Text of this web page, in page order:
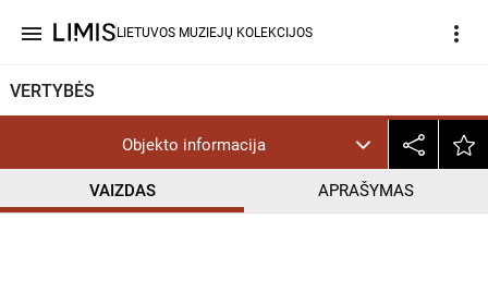
menu LIETUVOS MUZIEJŲ KOLEKCIJOS more_vert
VERTYBĖS
Objekto informacija
VAIZDAS APRAŠYMAS